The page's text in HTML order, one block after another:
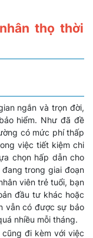
thọ thời
ngắn và trọn đời,
hiểm. Như đã đề
có mức phí thấp
việc tiết kiệm chi
chọn hấp dẫn cho
trong giai đoạn
viên trẻ tuổi, bạn
đầu tư khác hoặc
vẫn có được sự bảo
nhiều mỗi tháng.
đi kèm với việc